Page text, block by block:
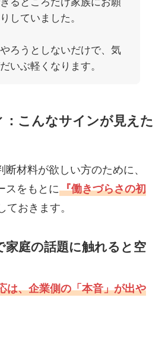
していました。
ろうとしないだけで、気
いぶ軽くなります。
こんなサインが見えた
断材料が欲しい方のために、
スをもとに『働きづらさの初
ておきます。
家庭の話題に触れると空
は、企業側の「本音」が出や